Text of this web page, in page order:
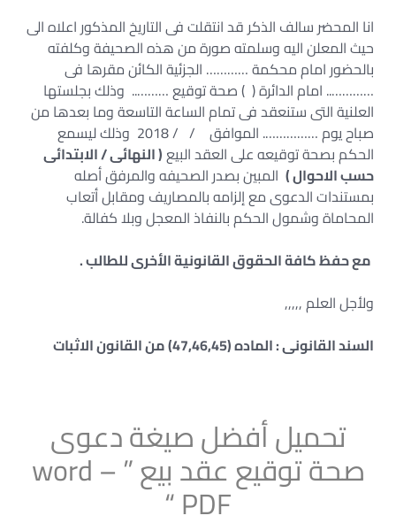
انا المحضر سالف الذكر قد انتقلت فى التاريخ المذكور اعلاه الى
حيث المعلن اليه وسلمته صورة من هذه الصحيفة وكلفته
بالحضور امام محكمة ………… الجزئية الكائن مقرها فى
………….. امام الدائرة ( ) صحة توقيع ……….. وذلك بجلستها
العلنية التى ستنعقد فى تمام الساعة التاسعة وما بعدها من
صباح يوم ……………. الموافق / / 2018 وذلك ليسمع
الحكم بصحة توقيعه على العقد البيع( النهائى / الابتدائى
حسب الاحوال ) المبين بصدر الصحيفه والمرفق أصله
بمستندات الدعوى مع إلزامه بالمصاريف ومقابل أتعاب
المحاماة وشمول الحكم بالنفاذ المعجل وبلا كفالة.
مع حفظ كافة الحقوق القانونية الأخرى للطالب .
ولأجل العلم ,,,,,
السند القانونى : الماده (47,46,45) من القانون الاثبات
تحميل أفضل صيغة دعوى
صحة توقيع عقد بيع ” word –
PDF “